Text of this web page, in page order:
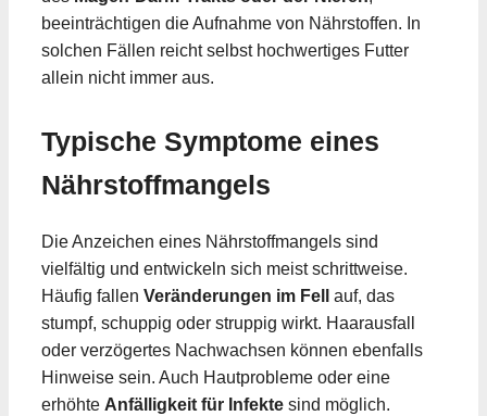
beeinträchtigen die Aufnahme von Nährstoffen. In
solchen Fällen reicht selbst hochwertiges Futter
allein nicht immer aus.
Typische Symptome eines
Nährstoffmangels
Die Anzeichen eines Nährstoffmangels sind
vielfältig und entwickeln sich meist schrittweise.
Häufig fallen Veränderungen im Fell
auf, das
stumpf, schuppig oder struppig wirkt. Haarausfall
oder verzögertes Nachwachsen können ebenfalls
Hinweise sein. Auch Hautprobleme oder eine
erhöhte Anfälligkeit für Infekte sind möglich.